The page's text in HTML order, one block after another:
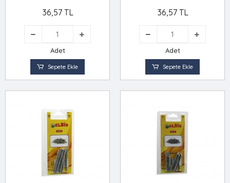
36,57 TL
Adet
Sepete Ekle
36,57 TL
Adet
Sepete Ekle